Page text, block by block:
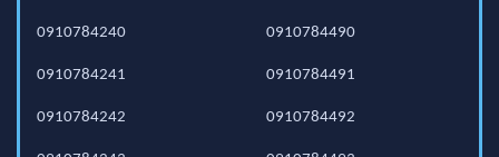
0910784240
0910784241
0910784242
0910784490
0910784491
0910784492